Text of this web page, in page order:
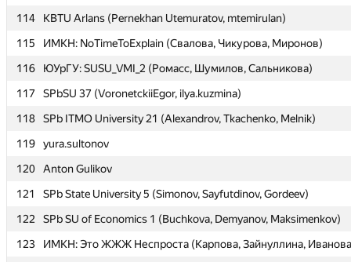
114
KBTU Arlans (Pernekhan Utemuratov, mtemirulan)
115
ИМКН: NoTimeToExplain (Свалова, Чикурова, Миронов)
116
ЮУрГУ: SUSU_VMI_2 (Ромасс, Шумилов, Сальникова)
117
SPbSU 37 (VoronetckiiEgor, ilya.kuzmina)
118
SPb ITMO University 21 (Alexandrov, Tkachenko, Melnik)
119
yura.sultonov
120
Anton Gulikov
121
SPb State University 5 (Simonov, Sayfutdinov, Gordeev)
122
SPb SU of Economics 1 (Buchkova, Demyanov, Maksimenkov)
123
ИМКН: Это ЖЖЖ Неспроста (Карпова, Зайнуллина,
114
KBTU Arlans (Pernekhan Utemuratov, mtemirulan)
115
ИМКН: NoTimeToExplain (Свалова, Чикурова, Миронов)
116
ЮУрГУ: SUSU_VMI_2 (Ромасс, Шумилов, Сальникова)
117
SPbSU 37 (VoronetckiiEgor, ilya.kuzmina)
118
SPb ITMO University 21 (Alexandrov, Tkachenko, Melnik)
119
yura.sultonov
120
Anton Gulikov
121
SPb State University 5 (Simonov, Sayfutdinov, Gordeev)
122
SPb SU of Economics 1 (Buchkova, Demyanov, Maksimenkov)
123
ИМКН: Это ЖЖЖ Неспроста (Карпова, Зайнуллина,